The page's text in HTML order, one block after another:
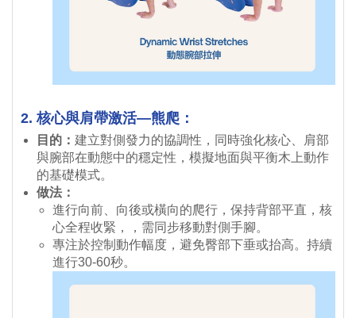
2. 核心與肩帶激活—熊爬：
目的： 建立對側發力的協調性，同時強化核心、肩部
與腕部在動態中的穩定性，模擬地面與平衡木上動作
的基礎模式。
做法：
進行向前、向後或橫向的爬行，保持背部平直，核
心全程收緊，，需同步移動對側手腳。
專注於控制動作幅度，避免臀部下垂或抬高。持續
進行30-60秒。